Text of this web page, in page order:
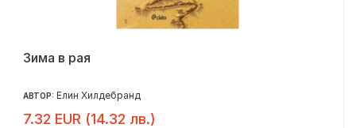
Зима в рая
АВТОР: Елин Хилдебранд
7.32 EUR (14.32 лв.)